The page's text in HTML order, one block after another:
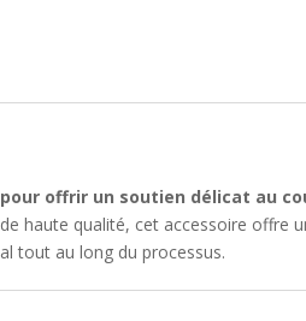
offrir un soutien délicat au
haute qualité, cet accessoire offre
tout au long du processus.